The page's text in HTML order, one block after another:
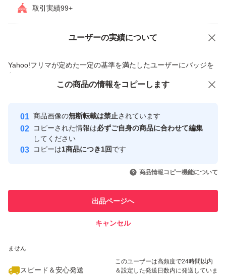
取引実績99+
ユーザーの実績について
Yahoo!フリマが定めた一定の基準を満たしたユーザーにバッジを
付与しています
安心取引出品者
心・安全なユーザーです
取引実績
引を完了させた実績があります
での取引実績があります
ません
スピード＆安心発送
このユーザーは高頻度で24時間以内
＆設定した発送日数内に発送していま
価格の相談 商品への質問
この商品の情報をコピーします
商品画像の無断転載は禁止されています
コピーされた情報は必ずご自身の商品に合わせて編集
してください
コピーは1商品につき1回です
商品情報コピー機能について
出品ページへ
キャンセル
この商品をみている人にオススメ